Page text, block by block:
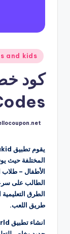
نُشر
في
and kids
تمّ
المختلفة حيث
الأطفال – طلاب
الطالب على
الطرق
طريق اللعب.